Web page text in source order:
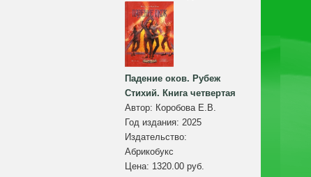
Падение оков. Рубеж
Стихий. Книга четвертая
Автор: Коробова Е.В.
Год издания: 2025
Издательство:
Абрикобукс
Цена: 1320.00 руб.